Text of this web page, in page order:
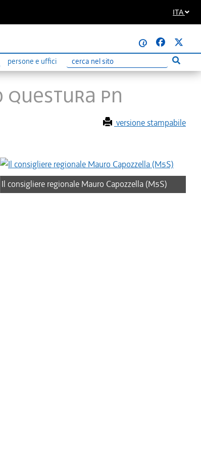
ITA
@
persone e uffici
Ricerca Esegui
Questura Pn
versione stampabile
Il consigliere regionale Mauro Capozzella (M5S)